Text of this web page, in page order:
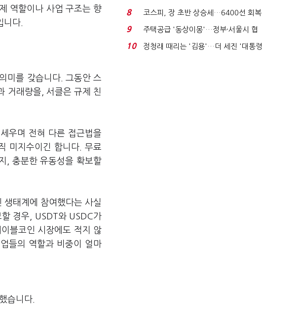
역할이나 사업 구조는 향
다.
미를 갖습니다. 그동안 스
거래량을, 서클은 규제 친
우며 전혀 다른 접근법을
미지수이긴 합니다. 무료
, 충분한 유동성을 확보할
태계에 참여했다는 사실
경우, USDT와 USDC가
블코인 시장에도 적지 않
들의 역할과 비중이 얼마
습니다.
닥 벌점 급증에 ...
8
코스피, 장 초반 상승세…6400선 회복
시도
9
주택공급 '동상이몽'…정부·서울시 협
력 없으면 '공수표'...
10
정청래 때리는 '김용'…더 세진 '대통령